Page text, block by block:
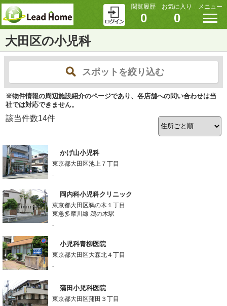
閲覧履歴
0
お気に入り
0
メニュー
大田区の小児科
スポットを絞り込む
※物件情報の周辺施設紹介のページであり、各店舗への問い合わせは当
社では対応できません。
該当件数14件
かげ山小児科
東京都大田区池上７丁目
-
岡内科小児科クリニック
東京都大田区鵜の木１丁目
東急多摩川線 鵜の木駅
-
小児科青柳医院
東京都大田区大森北４丁目
-
蒲田小児科医院
東京都大田区蒲田３丁目